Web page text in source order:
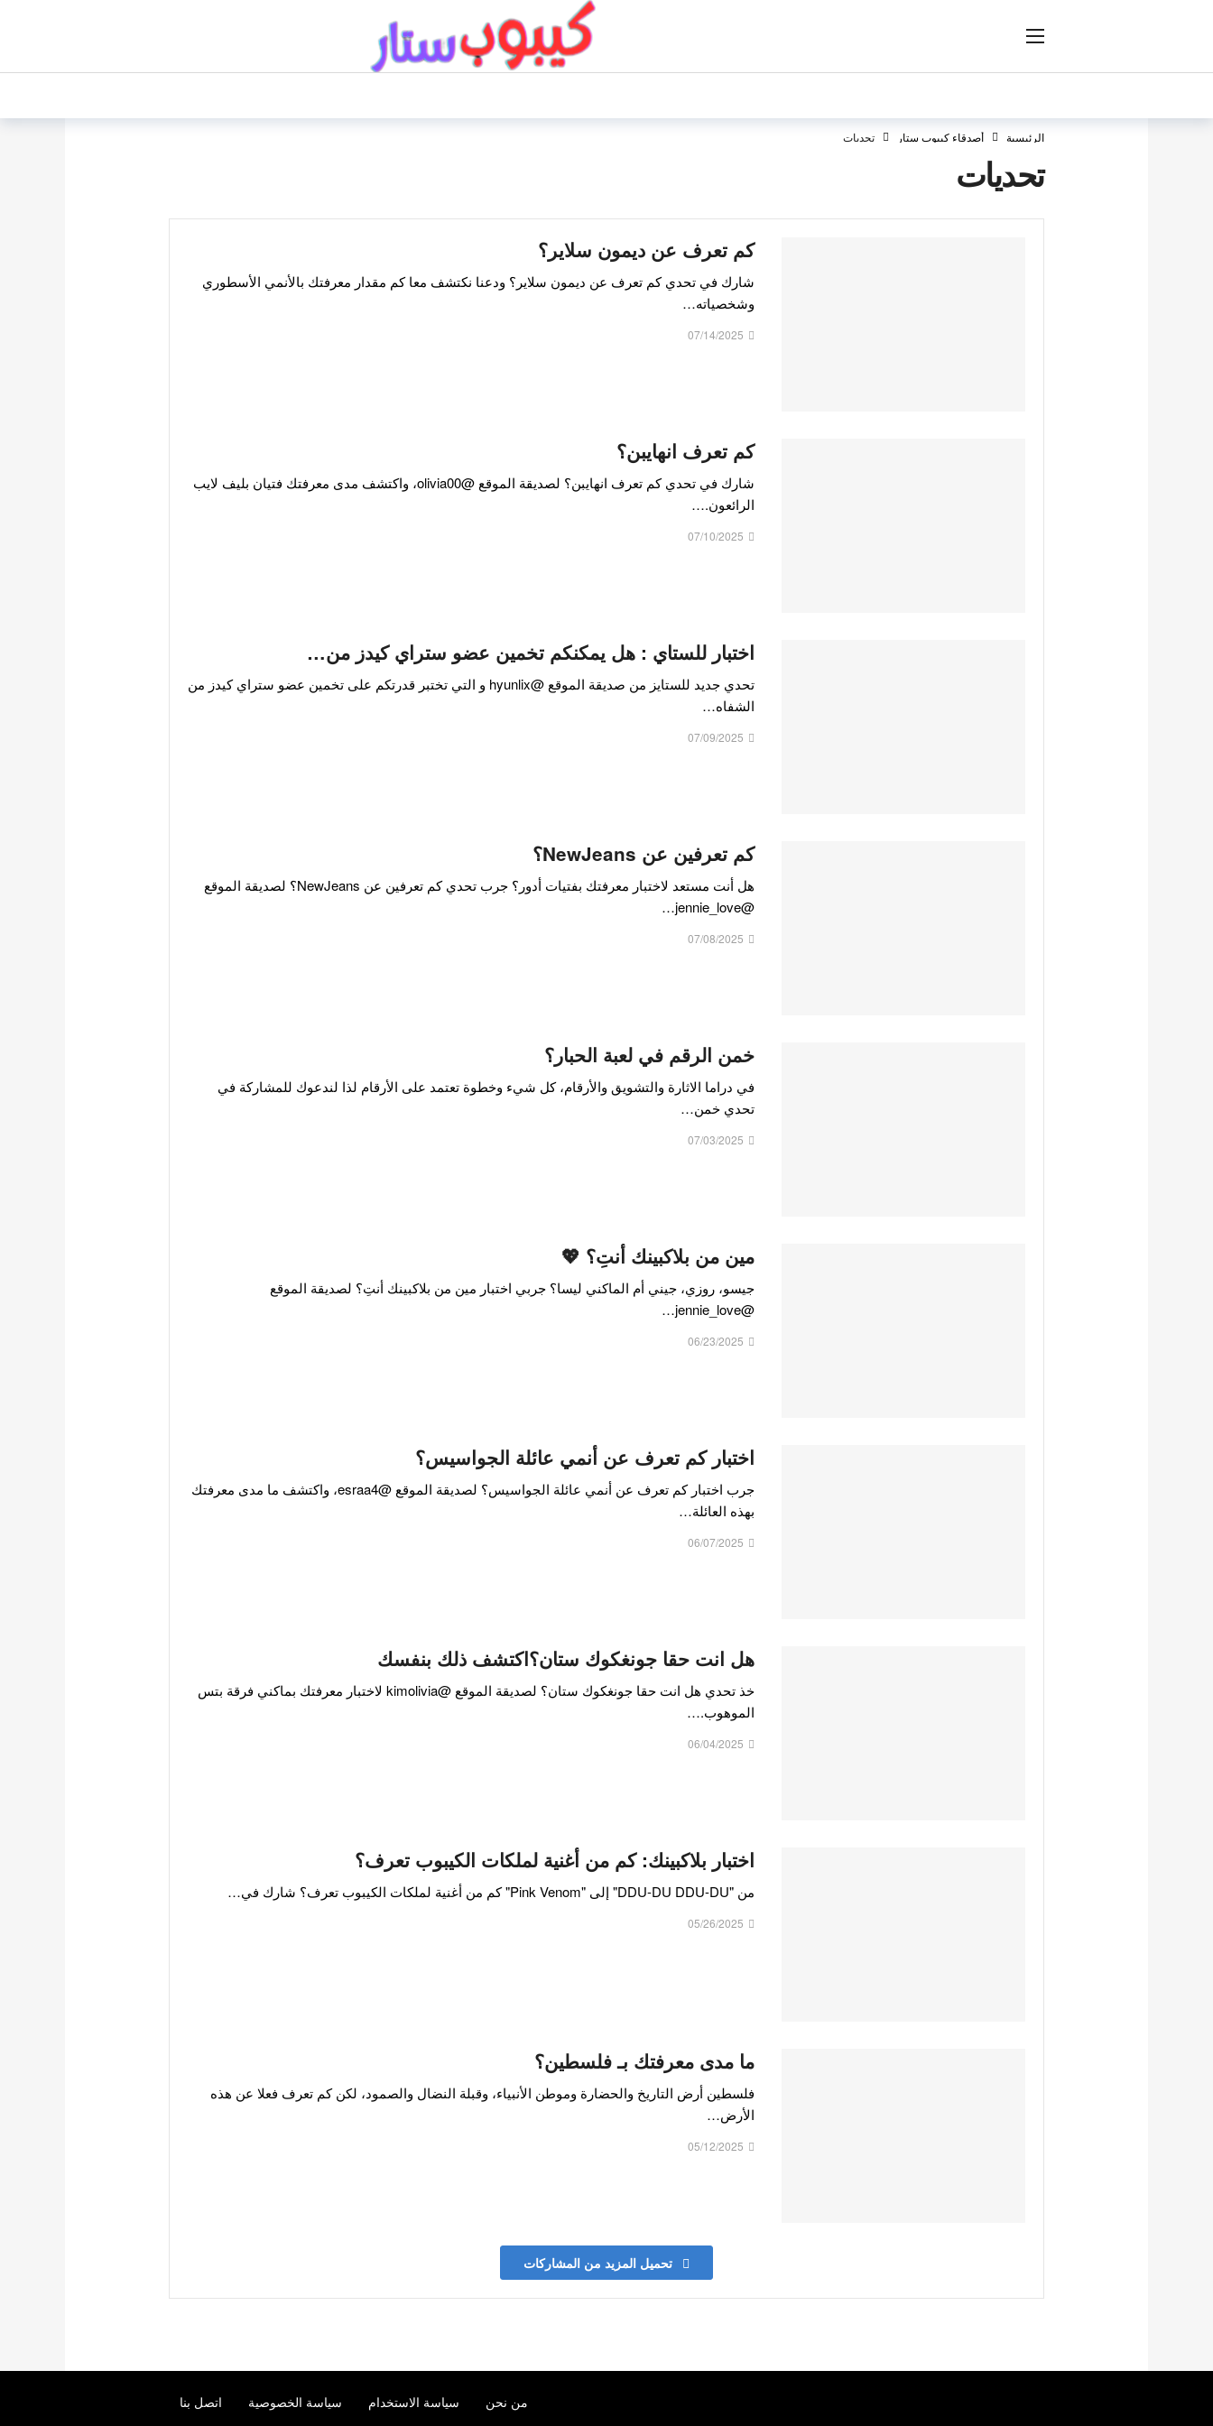
الرئيسية أصدقاء كيبوب ستار تحديات
تحديات
كم تعرف عن ديمون سلاير؟
شارك في تحدي كم تعرف عن ديمون سلاير؟ ودعنا نكتشف معا كم مقدار معرفتك بالأنمي الأسطوري
وشخصياته…
07/14/2025
كم تعرف انهايبن؟
شارك في تحدي كم تعرف انهايبن؟ لصديقة الموقع @olivia00، واكتشف مدى معرفتك فتيان بليف لايب
الرائعون.…
07/10/2025
اختبار للستاي : هل يمكنكم تخمين عضو ستراي كيدز من…
تحدي جديد للستايز من صديقة الموقع @hyunlix و التي تختبر قدرتكم على تخمين عضو ستراي كيدز من
الشفاه…
07/09/2025
كم تعرفين عن NewJeans؟
هل أنت مستعد لاختبار معرفتك بفتيات أدور؟ جرب تحدي كم تعرفين عن NewJeans؟ لصديقة الموقع
@jennie_love…
07/08/2025
خمن الرقم في لعبة الحبار؟
في دراما الاثارة والتشويق والأرقام، كل شيء وخطوة تعتمد على الأرقام لذا لندعوك للمشاركة في
تحدي خمن…
07/03/2025
مين من بلاكبينك أنتِ؟ 💖
جيسو، روزي، جيني أم الماكني ليسا؟ جربي اختبار مين من بلاكبينك أنتِ؟ لصديقة الموقع
@jennie_love…
06/23/2025
اختبار كم تعرف عن أنمي عائلة الجواسيس؟
جرب اختبار كم تعرف عن أنمي عائلة الجواسيس؟ لصديقة الموقع @esraa4، واكتشف ما مدى معرفتك
بهذه العائلة…
06/07/2025
هل انت حقا جونغكوك ستان؟اكتشف ذلك بنفسك
خذ تحدي هل انت حقا جونغكوك ستان؟ لصديقة الموقع @kimolivia لاختبار معرفتك بماكني فرقة بتس
الموهوب.…
06/04/2025
اختبار بلاكبينك: كم من أغنية لملكات الكيبوب تعرف؟
من "DDU-DU DDU-DU" إلى "Pink Venom" كم من أغنية لملكات الكيبوب تعرف؟ شارك في…
05/26/2025
ما مدى معرفتك بـ فلسطين؟
فلسطين أرض التاريخ والحضارة وموطن الأنبياء، وقبلة النضال والصمود، لكن كم تعرف فعلا عن هذه
الأرض…
05/12/2025
تحميل المزيد من المشاركات
من نحن سياسة الاستخدام سياسة الخصوصية اتصل بنا